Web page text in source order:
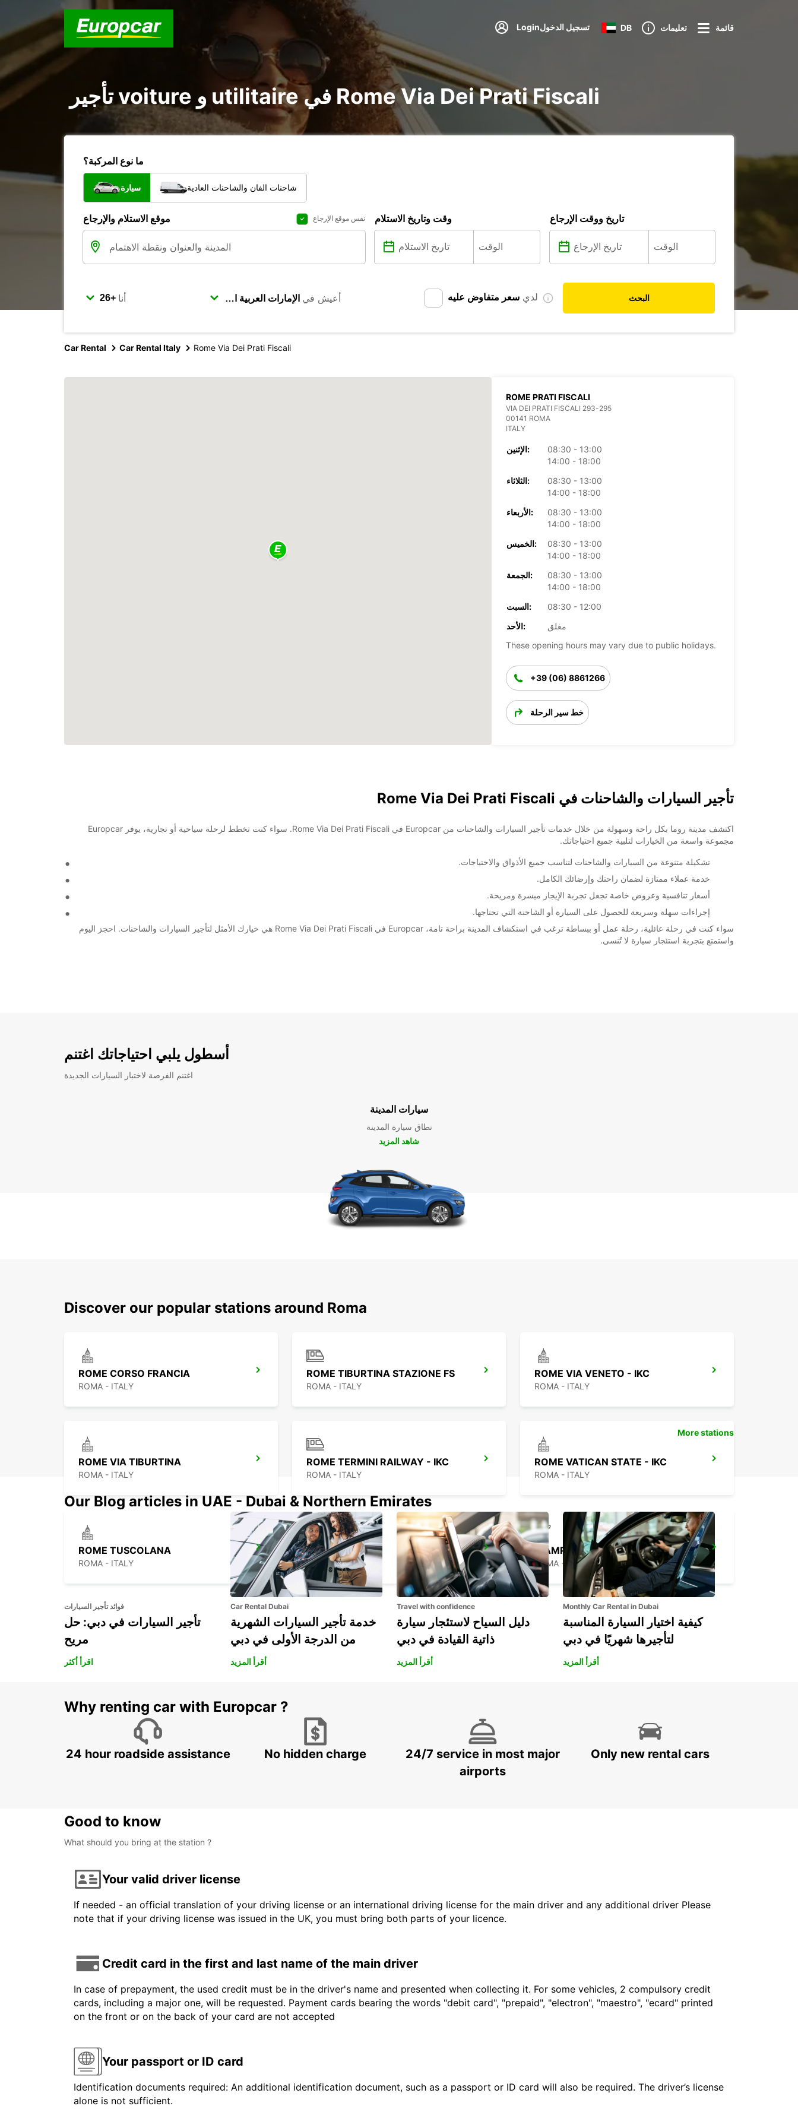
Loginتسجيل الدخول DB تعليمات قائمة
تأجير voiture و utilitaire في Rome Via Dei Prati Fiscali
ما نوع المركبة؟
سيارة شاحنات الفان والشاحنات العادية
موقع الاستلام والإرجاع نفس موقع الإرجاع وقت وتاريخ الاستلام تاريخ ووقت الإرجاع
أنا أعيش في لدي سعر متفاوض عليه البحث
Car Rental Car Rental Italy Rome Via Dei Prati Fiscali
ROME PRATI FISCALI
VIA DEI PRATI FISCALI 293-295
00141 ROMA
ITALY
الإثنين:
08:30 - 13:00
14:00 - 18:00
الثلاثاء:
08:30 - 13:00
14:00 - 18:00
الأربعاء:
08:30 - 13:00
14:00 - 18:00
الخميس:
08:30 - 13:00
14:00 - 18:00
الجمعة:
08:30 - 13:00
14:00 - 18:00
السبت:
08:30 - 12:00
الأحد:
مغلق
These opening hours may vary due to public holidays.
+39 (06) 8861266
خط سير الرحلة
تأجير السيارات والشاحنات في Rome Via Dei Prati Fiscali
اكتشف مدينة روما بكل راحة وسهولة من خلال خدمات تأجير السيارات والشاحنات من Europcar في Rome Via Dei Prati Fiscali. سواء كنت تخطط لرحلة سياحية أو تجارية، يوفر Europcar
مجموعة واسعة من الخيارات لتلبية جميع احتياجاتك.
تشكيلة متنوعة من السيارات والشاحنات لتناسب جميع الأذواق والاحتياجات.
خدمة عملاء ممتازة لضمان راحتك وإرضائك الكامل.
أسعار تنافسية وعروض خاصة تجعل تجربة الإيجار ميسرة ومريحة.
إجراءات سهلة وسريعة للحصول على السيارة أو الشاحنة التي تحتاجها.
سواء كنت في رحلة عائلية، رحلة عمل أو ببساطة ترغب في استكشاف المدينة براحة تامة، Europcar في Rome Via Dei Prati Fiscali هي خيارك الأمثل لتأجير السيارات والشاحنات. احجز اليوم
واستمتع بتجربة استئجار سيارة لا تُنسى.
أسطول يلبي احتياجاتك اغتنم
اغتنم الفرصة لاختبار السيارات الجديدة
سيارات المدينة
نطاق سيارة المدينة
شاهد المزيد
Discover our popular stations around Roma
ROME CORSO FRANCIA
ROMA - ITALY
ROME TIBURTINA STAZIONE FS
ROMA - ITALY
ROME VIA VENETO - IKC
ROMA - ITALY
ROME VIA TIBURTINA
ROMA - ITALY
ROME TERMINI RAILWAY - IKC
ROMA - ITALY
ROME VATICAN STATE - IKC
ROMA - ITALY
ROME TUSCOLANA
ROMA - ITALY
ROME EUR
ROMA - ITALY
CIAMPINO APT (ROME SUD) - IKC *RY*
ROMA - ITALY
More stations
Our Blog articles in UAE - Dubai & Northern Emirates
فوائد تأجير السيارات
تأجير السيارات في دبي: حل
مريح
اقرأ أكثر
Car Rental Dubai
خدمة تأجير السيارات الشهرية
من الدرجة الأولى في دبي
أقرأ المزيد
Travel with confidence
دليل السياح لاستئجار سيارة
ذاتية القيادة في دبي
أقرأ المزيد
Monthly Car Rental in Dubai
كيفية اختيار السيارة المناسبة
لتأجيرها شهريًا في دبي
أقرأ المزيد
Why renting car with Europcar ?
24 hour roadside assistance No hidden charge
24/7 service in most major
airports
Only new rental cars
Good to know
What should you bring at the station ?
Your valid driver license
If needed - an official translation of your driving license or an international driving license for the main driver and any additional driver Please
note that if your driving license was issued in the UK, you must bring both parts of your licence.
Credit card in the first and last name of the main driver
In case of prepayment, the used credit must be in the driver's name and presented when collecting it. For some vehicles, 2 compulsory credit
cards, including a major one, will be requested. Payment cards bearing the words "debit card", "prepaid", "electron", "maestro", "ecard" printed
on the front or on the back of your card are not accepted
Your passport or ID card
Identification documents required: An additional identification document, such as a passport or ID card will also be required. The driver’s license
alone is not sufficient.